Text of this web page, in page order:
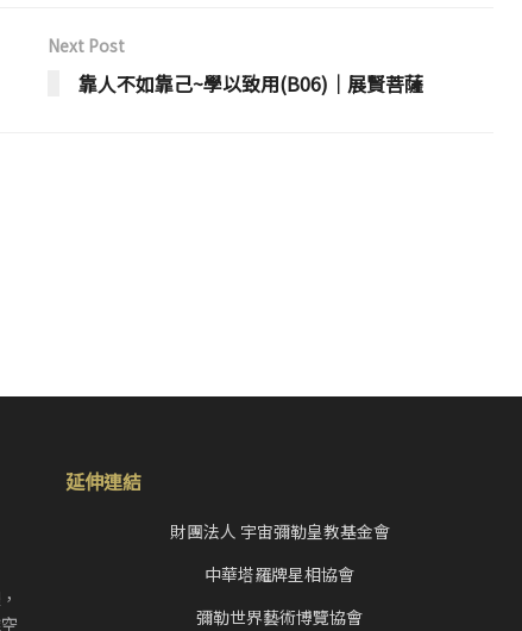
Next Post
靠人不如靠己~學以致用(B06)│展賢菩薩
延伸連結
財團法人 宇宙彌勒皇教基金會
中華塔羅牌星相協會
彌勒世界藝術博覽協會